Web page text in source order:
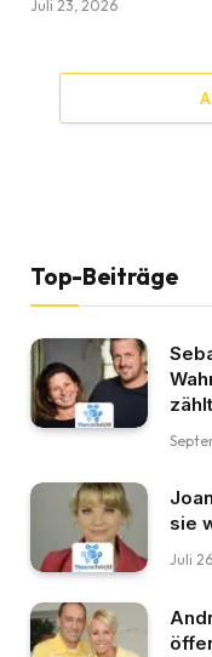
Juli 23, 2026
Top-Beiträge
zählt
sie
Juli